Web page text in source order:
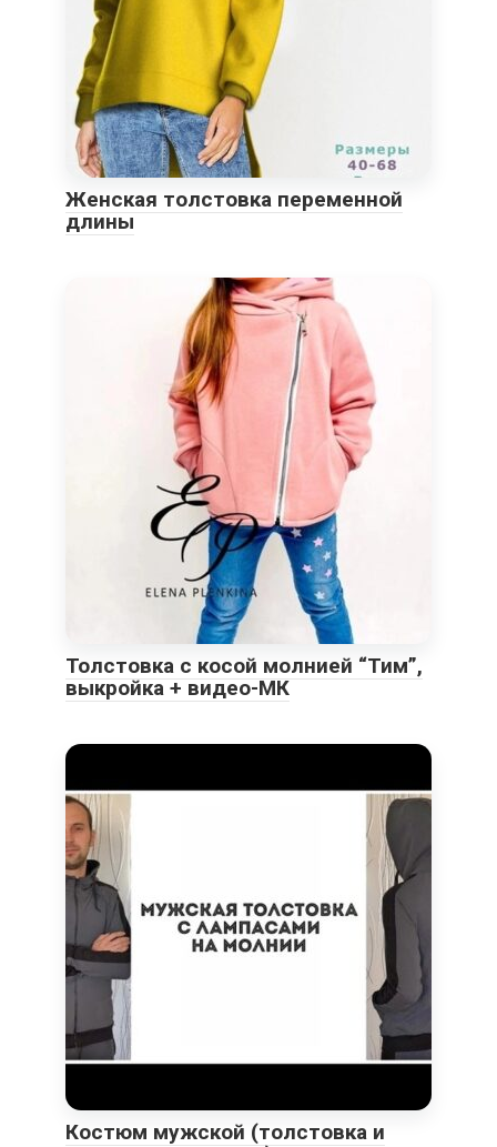
Женская толстовка переменной
длины
Толстовка с косой молнией “Тим”,
выкройка + видео-МК
Костюм мужской (толстовка и